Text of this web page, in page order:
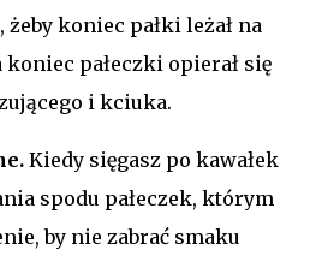
żeby koniec pałki leżał na
pałeczki opierał się
i kciuka.
Kiedy sięgasz po kawałek
spodu pałeczek, którym
by nie zabrać smaku